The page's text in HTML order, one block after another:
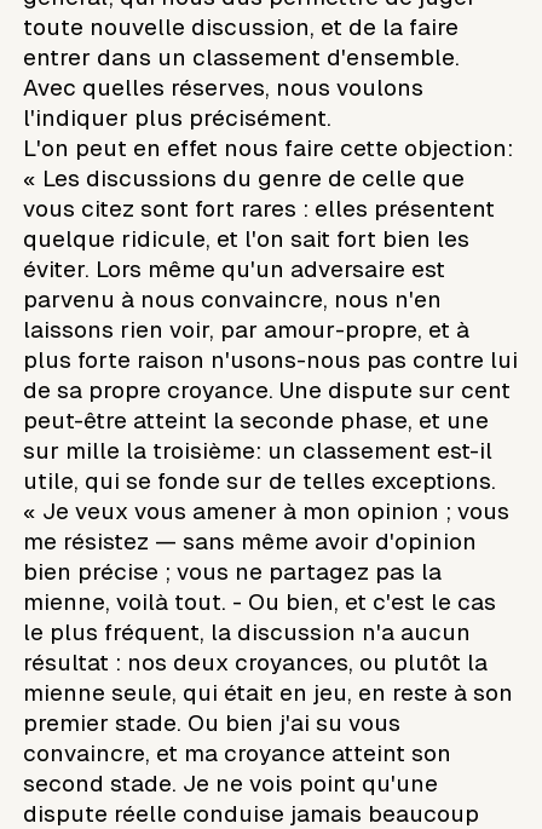
toute nouvelle discussion, et de la faire
entrer dans un classement d'ensemble.
Avec quelles réserves, nous voulons
l'indiquer plus précisément.
L'on peut en effet nous faire cette objection:
« Les discussions du genre de celle que
vous citez sont fort rares : elles présentent
quelque ridicule, et l'on sait fort bien les
éviter. Lors même qu'un adversaire est
parvenu à nous convaincre, nous n'en
laissons rien voir, par amour-propre, et à
plus forte raison n'usons-nous pas contre lui
de sa propre croyance. Une dispute sur cent
peut-être atteint la seconde phase, et une
sur mille la troisième: un classement est-il
utile, qui se fonde sur de telles exceptions.
« Je veux vous amener à mon opinion ; vous
me résistez — sans même avoir d'opinion
bien précise ; vous ne partagez pas la
mienne, voilà tout. - Ou bien, et c'est le cas
le plus fréquent, la discussion n'a aucun
résultat : nos deux croyances, ou plutôt la
mienne seule, qui était en jeu, en reste à son
premier stade. Ou bien j'ai su vous
convaincre, et ma croyance atteint son
second stade. Je ne vois point qu'une
dispute réelle conduise jamais beaucoup